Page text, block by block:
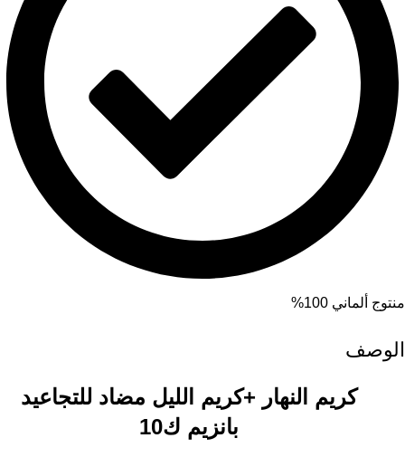
منتوج ألماني 100%
الوصف
كريم النهار +كريم الليل مضاد للتجاعيد
بانزيم ك10